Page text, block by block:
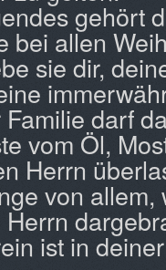
gehört
bei allen
sie dir,
darf
vom Öl,
Herrn
von allem,
ist in